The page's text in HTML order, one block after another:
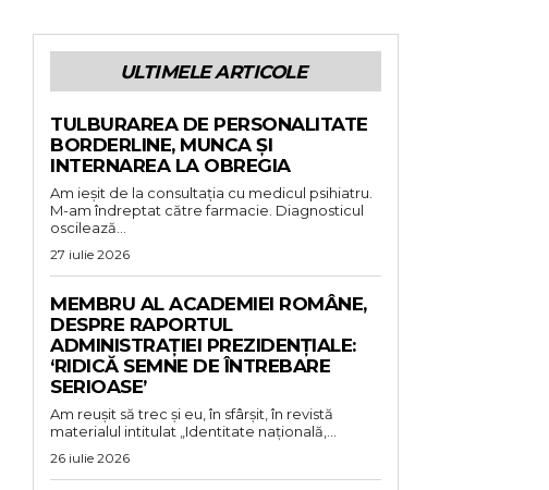
ULTIMELE ARTICOLE
TULBURAREA DE PERSONALITATE
BORDERLINE, MUNCA ȘI
INTERNAREA LA OBREGIA
Am ieșit de la consultația cu medicul psihiatru.
M-am îndreptat către farmacie. Diagnosticul
oscilează...
27 iulie 2026
MEMBRU AL ACADEMIEI ROMÂNE,
DESPRE RAPORTUL
ADMINISTRAȚIEI PREZIDENȚIALE:
‘RIDICĂ SEMNE DE ÎNTREBARE
SERIOASE’
Am reușit să trec și eu, în sfârșit, în revistă
materialul intitulat „Identitate națională,...
26 iulie 2026